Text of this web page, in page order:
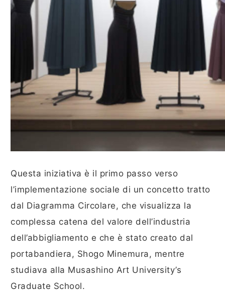
Questa iniziativa è il primo passo verso
l’implementazione sociale di un concetto tratto
dal Diagramma Circolare, che visualizza la
complessa catena del valore dell’industria
dell’abbigliamento e che è stato creato dal
portabandiera, Shogo Minemura, mentre
studiava alla Musashino Art University’s
Graduate School.